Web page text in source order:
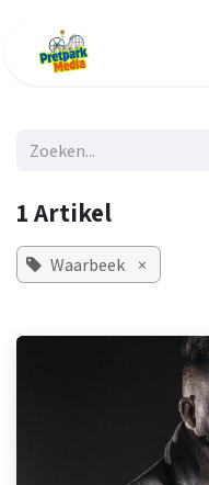
1 Artikel
Waarbeek ×